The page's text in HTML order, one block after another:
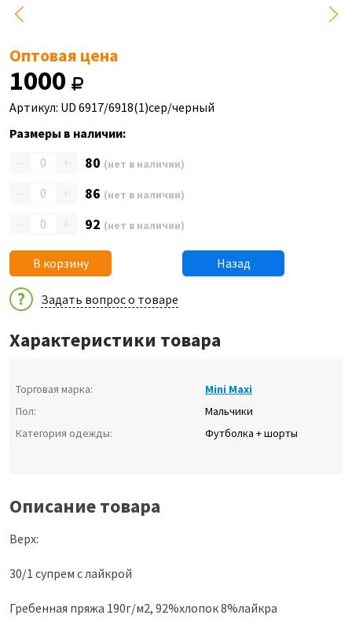
Оптовая цена
1000
Артикул: UD 6917/6918(1)сер/черный
Размеры в наличии:
– + 80 (нет в наличии)
– + 86 (нет в наличии)
– + 92 (нет в наличии)
В корзину Назад
Задать вопрос о товаре
Характеристики товара
Торговая марка:
Mini Maxi
Пол:
Мальчики
Категория одежды:
Футболка + шорты
Описание товара
Верх:
30/1 супрем с лайкрой
Гребенная пряжа 190г/м2, 92%хлопок 8%лайкра